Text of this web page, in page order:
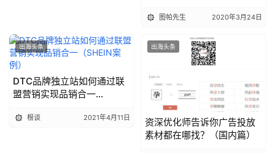
图帕先生 2020年3月24日
出海头条
DTC品牌独立站如何通过联
盟营销实现品销合一
根谈 2021年4月11日
出海头条
资深优化师告诉你广告投放
素材都在哪找？（国内篇）